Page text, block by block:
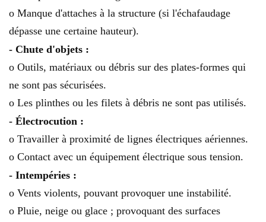
o Manque d'attaches à la structure (si l'échafaudage
dépasse une certaine hauteur).
- Chute d'objets :
o Outils, matériaux ou débris sur des plates-formes qui
ne sont pas sécurisées.
o Les plinthes ou les filets à débris ne sont pas utilisés.
- Électrocution :
o Travailler à proximité de lignes électriques aériennes.
o Contact avec un équipement électrique sous tension.
- Intempéries :
o Vents violents, pouvant provoquer une instabilité.
o Pluie, neige ou glace ; provoquant des surfaces